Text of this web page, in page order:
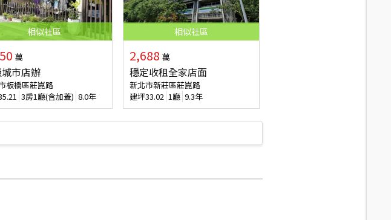
相似社區
萬
市店辦
板橋區莊崑路
3房1廳(含加蓋) 8.0年
相似社區
2,688 萬
穩定收租全家店面
新北市新莊區莊崑路
建坪33.02 1廳 9.3年